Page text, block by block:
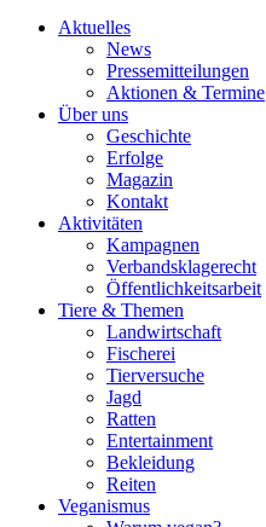
Aktuelles
News
Pressemitteilungen
Aktionen & Termine
Über uns
Geschichte
Erfolge
Magazin
Kontakt
Aktivitäten
Kampagnen
Verbandsklagerecht
Öffentlichkeitsarbeit
Tiere & Themen
Landwirtschaft
Fischerei
Tierversuche
Jagd
Ratten
Entertainment
Bekleidung
Reiten
Veganismus